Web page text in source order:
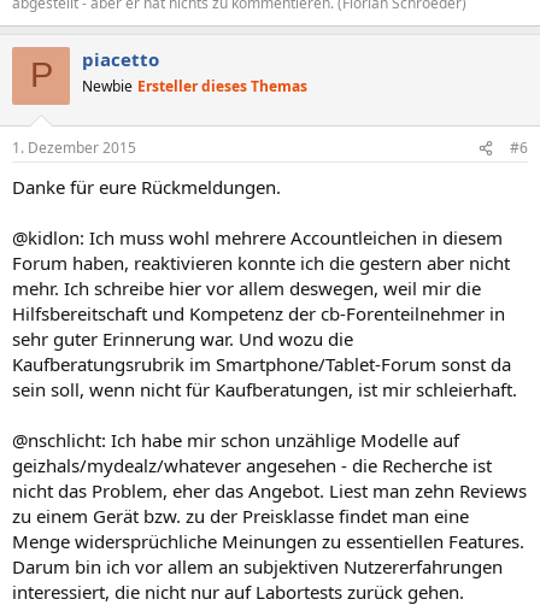
P piacetto
Newbie Ersteller dieses Themas
1. Dezember 2015 #6
Danke für eure Rückmeldungen.
@kidlon: Ich muss wohl mehrere Accountleichen in diesem
Forum haben, reaktivieren konnte ich die gestern aber nicht
mehr. Ich schreibe hier vor allem deswegen, weil mir die
Hilfsbereitschaft und Kompetenz der cb-Forenteilnehmer in
sehr guter Erinnerung war. Und wozu die
Kaufberatungsrubrik im Smartphone/Tablet-Forum sonst da
sein soll, wenn nicht für Kaufberatungen, ist mir schleierhaft.
@nschlicht: Ich habe mir schon unzählige Modelle auf
geizhals/mydealz/whatever angesehen - die Recherche ist
nicht das Problem, eher das Angebot. Liest man zehn Reviews
zu einem Gerät bzw. zu der Preisklasse findet man eine
Menge widersprüchliche Meinungen zu essentiellen Features.
Darum bin ich vor allem an subjektiven Nutzererfahrungen
interessiert, die nicht nur auf Labortests zurück gehen.